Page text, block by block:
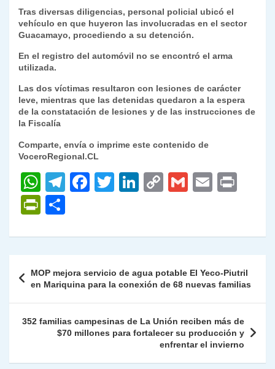
Tras diversas diligencias, personal policial ubicó el
vehículo en que huyeron las involucradas en el sector
Guacamayo, procediendo a su detención.
En el registro del automóvil no se encontró el arma
utilizada.
Las dos víctimas resultaron con lesiones de carácter
leve, mientras que las detenidas quedaron a la espera
de la constatación de lesiones y de las instrucciones de
la Fiscalía
Comparte, envía o imprime este contenido de
VoceroRegional.CL
W
h
at
s
p
p
T
gr
m
F
e
o
o
k
T
er
Li
e
n
C
y
n
k
G
l
E
l
P
nt
Fr
ie
n
dl
m
p
ar
tir
de
entradas
MOP mejora servicio de agua potable El Yeco-Piutril
en Mariquina para la conexión de 68 nuevas familias
352 familias campesinas de La Unión reciben más de
$70 millones para fortalecer su producción y
enfrentar el invierno